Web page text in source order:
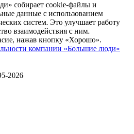
собирает cookie-файлы и
данные с использованием
систем. Это улучшает работу
взаимодействия с ним.
нажав кнопку «Хорошо».
компании «Большие люди»
2026